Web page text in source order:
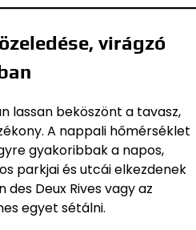
virágzó
lassan beköszönt a tavasz,
A nappali hőmérséklet
gyakoribbak a napos,
parkjai és utcái elkezdenek
des Deux Rives vagy az
egyet sétálni.